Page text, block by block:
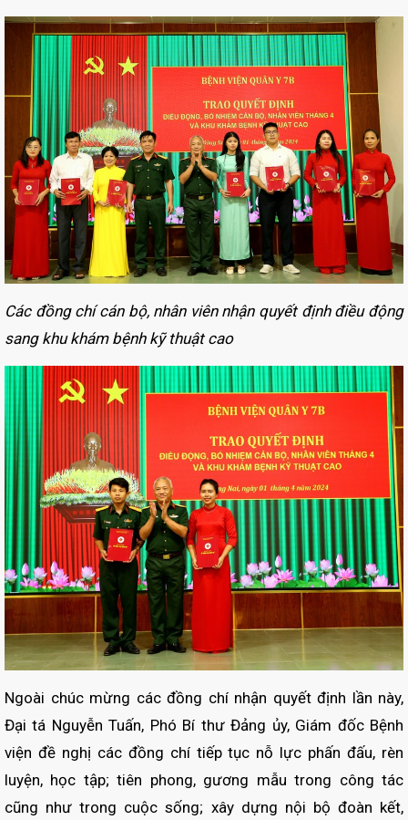
Các đồng chí cán bộ, nhân viên nhận quyết định điều động
sang khu khám bệnh kỹ thuật cao
Ngoài chúc mừng các đồng chí nhận quyết định lần này,
Đại tá Nguyễn Tuấn, Phó Bí thư Đảng ủy, Giám đốc Bệnh
viện đề nghị các đồng chí tiếp tục nỗ lực phấn đấu, rèn
luyện, học tập; tiên phong, gương mẫu trong công tác
cũng như trong cuộc sống; xây dựng nội bộ đoàn kết,